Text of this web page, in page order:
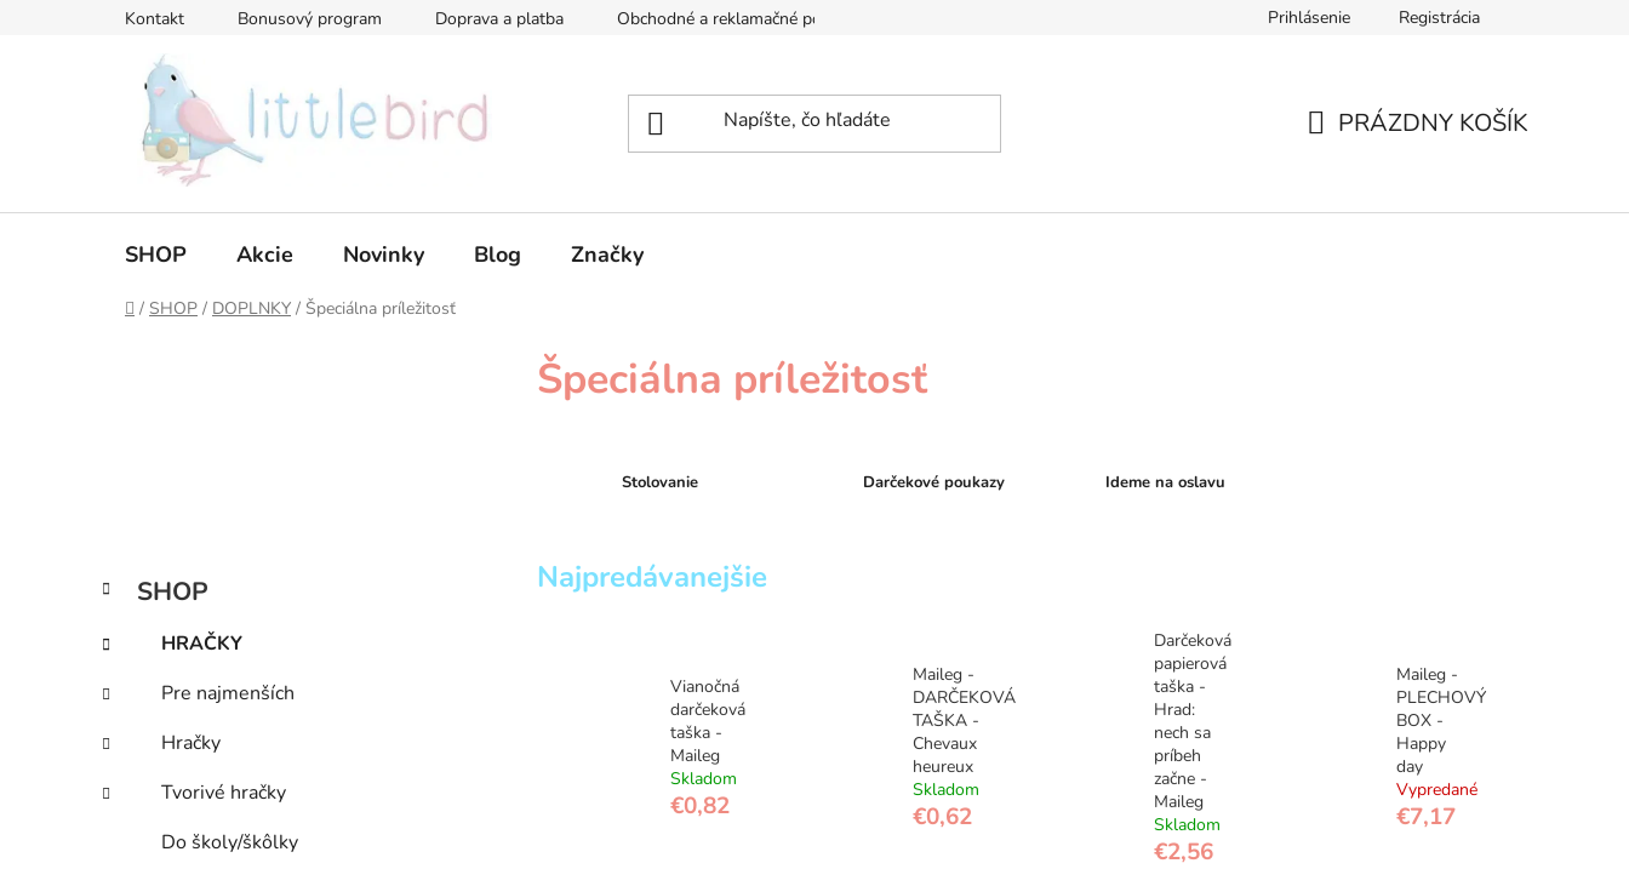
Kontakt Bonusový program Doprava a platba Obchodné a reklamačné podmienky Formulár na odstúpenie od zmluvy Ochrana osobných
Prihlásenie Registrácia
KOŠÍK
PRÁZDNY KOŠÍK
SHOP Akcie Novinky Blog Značky
Domov
/ SHOP / DOPLNKY / Špeciálna príležitosť
e
l
Preskočiť
kategórie
K
a
e
g
ó
r
e
SHOP
HRAČKY
Pre najmenších
Hračky
Tvorivé hračky
Do školy/škôlky
Špeciálna príležitosť
Stolovanie Darčekové poukazy Ideme na oslavu
Najpredávanejšie
Vianočná
darčeková
taška -
Maileg
Skladom
€0,82
Maileg -
DARČEKOVÁ
TAŠKA -
Chevaux
heureux
Skladom
€0,62
Darčeková
papierová
taška -
Hrad:
nech sa
príbeh
začne -
Maileg
Skladom
€2,56
Maileg -
PLECHOVÝ
BOX -
Happy
day
Vypredané
€7,17